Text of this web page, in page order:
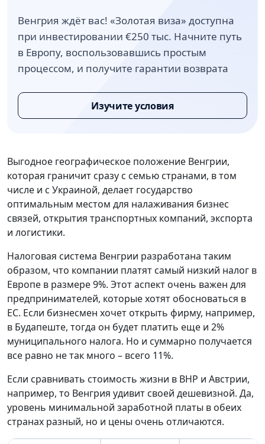
Венгрия ждёт вас! «Золотая виза» доступна
при инвестировании €250 тыс. Начните путь
в Европу, воспользовавшись простым
процессом, и получите гарантии возврата
Изучите условия
Выгодное географическое положение Венгрии,
которая граничит сразу с семью странами, в том
числе и с Украиной, делает государство
оптимальным местом для налаживания бизнес
связей, открытия транспортных компаний, экспорта
и логистики.
Налоговая система Венгрии разработана таким
образом, что компании платят самый низкий налог в
Европе в размере 9%. Этот аспект очень важен для
предпринимателей, которые хотят обосноваться в
ЕС. Если бизнесмен хочет открыть фирму, например,
в Будапеште, тогда он будет платить еще и 2%
муниципального налога. Но и суммарно получается
все равно не так много – всего 11%.
Если сравнивать стоимость жизни в ВНР и Австрии,
например, то Венгрия удивит своей дешевизной. Да,
уровень минимальной заработной платы в обеих
странах разный, но и цены очень отличаются.